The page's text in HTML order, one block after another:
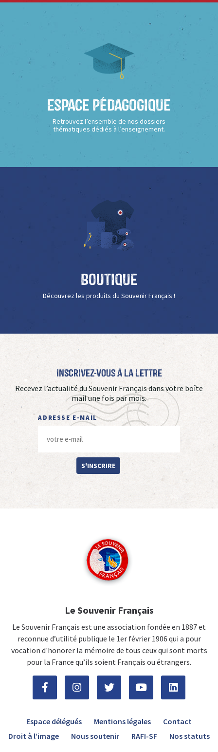
Espace Pédagogique
Retrouvez l’ensemble de nos dossiers
thématiques dédiés à l’enseignement.
Boutique
Découvrez les produits du Souvenir Français !
Inscrivez-vous à La Lettre
Recevez l’actualité du Souvenir Français dans votre boîte
mail une fois par mois.
ADRESSE E-MAIL
S'INSCRIRE
Le Souvenir Français
Le Souvenir Français est une association fondée en 1887 et
reconnue d’utilité publique le 1er février 1906 qui a pour
vocation d'honorer la mémoire de tous ceux qui sont morts
pour la France qu’ils soient Français ou étrangers.
Espace délégués Mentions légales
Contact
Droit à l’image
Nous soutenir RAFI-SF Nos statuts